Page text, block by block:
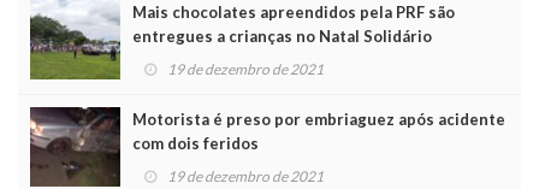
Mais chocolates apreendidos pela PRF são
entregues a crianças no Natal Solidário
19 de dezembro de 2021
Motorista é preso por embriaguez após acidente
com dois feridos
19 de dezembro de 2021